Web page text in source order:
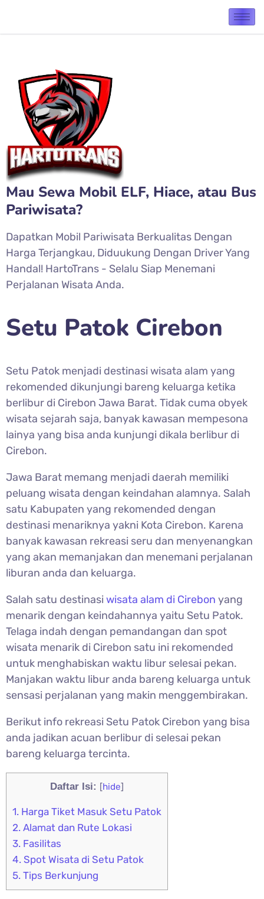
Mau Sewa Mobil ELF, Hiace, atau Bus
Pariwisata?
Dapatkan Mobil Pariwisata Berkualitas Dengan
Harga Terjangkau, Diduukung Dengan Driver Yang
Handal! HartoTrans - Selalu Siap Menemani
Perjalanan Wisata Anda.
Setu Patok Cirebon
Setu Patok menjadi destinasi wisata alam yang
rekomended dikunjungi bareng keluarga ketika
berlibur di Cirebon Jawa Barat. Tidak cuma obyek
wisata sejarah saja, banyak kawasan mempesona
lainya yang bisa anda kunjungi dikala berlibur di
Cirebon.
Jawa Barat memang menjadi daerah memiliki
peluang wisata dengan keindahan alamnya. Salah
satu Kabupaten yang rekomended dengan
destinasi menariknya yakni Kota Cirebon. Karena
banyak kawasan rekreasi seru dan menyenangkan
yang akan memanjakan dan menemani perjalanan
liburan anda dan keluarga.
Salah satu destinasi wisata alam di Cirebon yang
menarik dengan keindahannya yaitu Setu Patok.
Telaga indah dengan pemandangan dan spot
wisata menarik di Cirebon satu ini rekomended
untuk menghabiskan waktu libur selesai pekan.
Manjakan waktu libur anda bareng keluarga untuk
sensasi perjalanan yang makin menggembirakan.
Berikut info rekreasi Setu Patok Cirebon yang bisa
anda jadikan acuan berlibur di selesai pekan
bareng keluarga tercinta.
Daftar Isi: [hide]
1. Harga Tiket Masuk Setu Patok
2. Alamat dan Rute Lokasi
3. Fasilitas
4. Spot Wisata di Setu Patok
5. Tips Berkunjung